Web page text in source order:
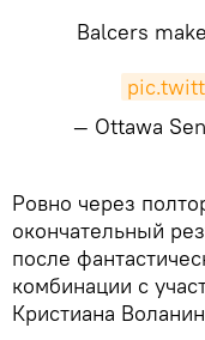
Balcers
— Ottawa
​Ровно через
окончательный
после
комбинации с
Кристиана